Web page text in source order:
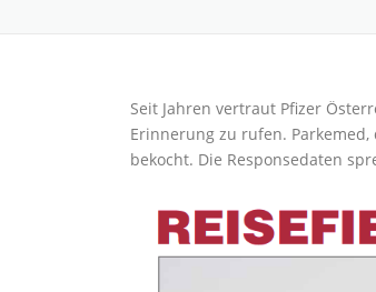
Seit Jahren vertraut Pfizer
Erinnerung zu rufen.
bekocht. Die Responsedaten